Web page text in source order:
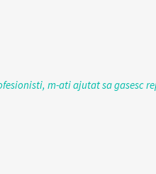
m-ati ajutat sa gasesc